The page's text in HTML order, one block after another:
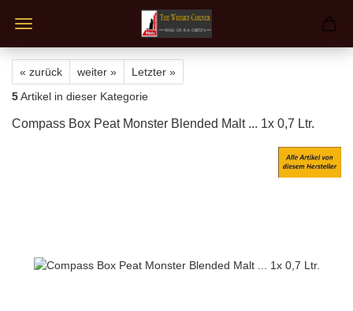
« zurück weiter »
Letzter »
5Artikel in dieser Kategorie
Compass Box Peat Monster Blended Malt ... 1x 0,7 Ltr.